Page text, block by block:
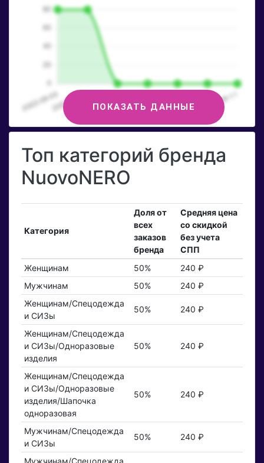
ПОКАЗАТЬ ДАННЫЕ
Топ категорий бренда
NuovoNERO
Категория
Доля от
всех
заказов
бренда
Средняя цена
со скидкой
без учета
СПП
Женщинам
50%
240 ₽
Мужчинам
50%
240 ₽
Женщинам/Спецодежда
и СИЗы
50% 240 ₽
Женщинам/Спецодежда
и СИЗы/Одноразовые
изделия
50% 240 ₽
Женщинам/Спецодежда
и СИЗы/Одноразовые
изделия/Шапочка
одноразовая
50% 240 ₽
Мужчинам/Спецодежда
и СИЗы
50% 240 ₽